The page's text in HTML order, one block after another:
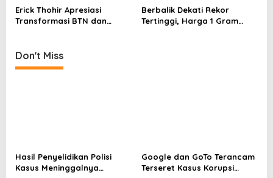
n
Digital
Erick Thohir Apresiasi
Transformasi BTN dan
Berbalik Dekati Rekor
Tertinggi, Harga 1 Gram
Don't Miss
Hasil Penyelidikan Polisi
Kasus Meninggalnya
Google dan GoTo Terancam
Terseret Kasus Korupsi